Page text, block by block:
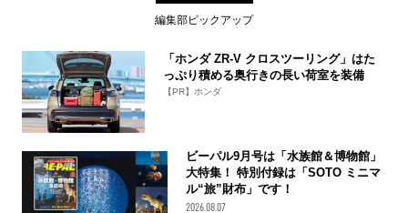
編集部ピックアップ
「ホンダ ZR-V クロスツーリング」はた
っぷり積める奥行きの長い荷室を装備
【PR】ホンダ
ビーパル9月号は「水族館＆博物館」
大特集！ 特別付録は「SOTO ミニマ
ル“旅”財布」です！
2026.08.07